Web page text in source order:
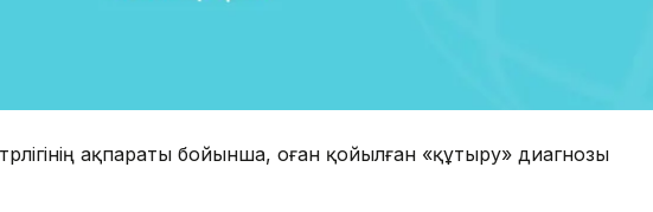
ақпараты бойынша, оған қойылған «құтыру» диагнозы